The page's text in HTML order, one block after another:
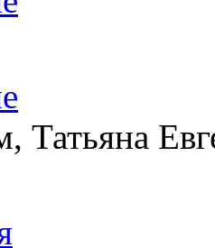
Татьяна